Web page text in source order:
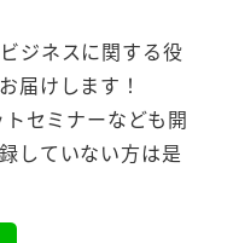
ジネスに関する役
届けします！
セミナーなども開
していない方は是